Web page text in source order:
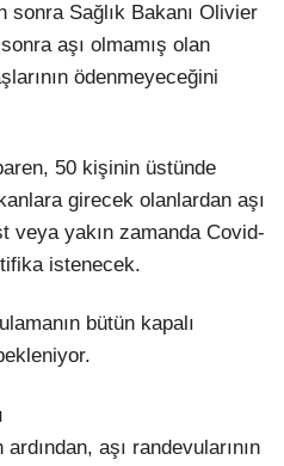
sonra Sağlık Bakanı Olivier
aşı olmamış olan
ödenmeyeceğini
50 kişinin üstünde
girecek olanlardan aşı
veya yakın zamanda Covid-
istenecek.
bütün kapalı
ardından, aşı randevularının